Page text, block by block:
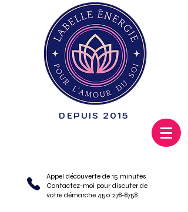
DEPUIS 2015
Appel découverte de 15 minutes
Contactez-moi pour discuter de
votre démarche 450 278-8758